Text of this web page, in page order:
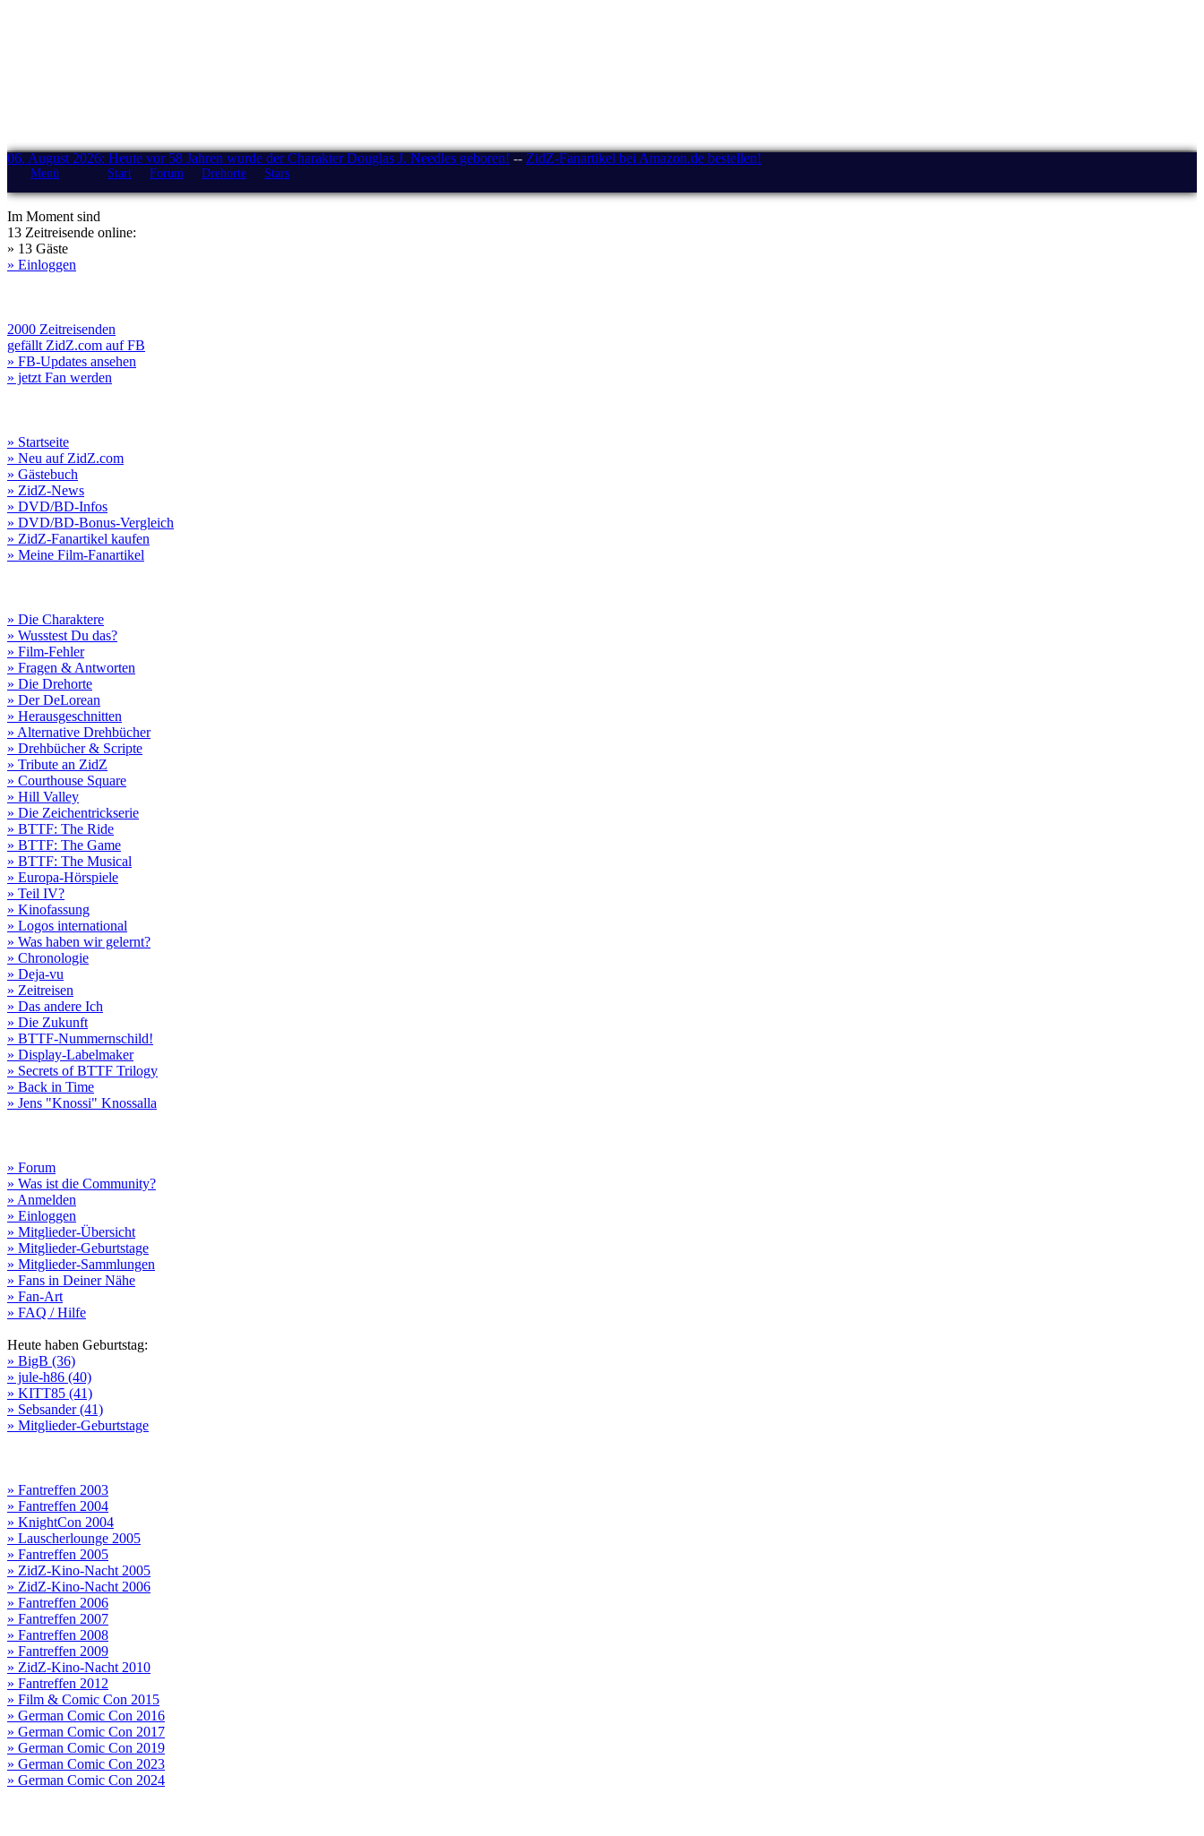
06. August 2026: Heute vor 58 Jahren wurde der Charakter Douglas J. Needles geboren! -- ZidZ-Fanartikel bei Amazon.de bestellen!
Menü Start Forum Drehorte Stars
Im Moment sind
13 Zeitreisende online:
» 13 Gäste
» Einloggen
2000 Zeitreisenden
gefällt ZidZ.com auf FB
» FB-Updates ansehen
» jetzt Fan werden
» Startseite
» Neu auf ZidZ.com
» Gästebuch
» ZidZ-News
» DVD/BD-Infos
» DVD/BD-Bonus-Vergleich
» ZidZ-Fanartikel kaufen
» Meine Film-Fanartikel
» Die Charaktere
» Wusstest Du das?
» Film-Fehler
» Fragen & Antworten
» Die Drehorte
» Der DeLorean
» Herausgeschnitten
» Alternative Drehbücher
» Drehbücher & Scripte
» Tribute an ZidZ
» Courthouse Square
» Hill Valley
» Die Zeichentrickserie
» BTTF: The Ride
» BTTF: The Game
» BTTF: The Musical
» Europa-Hörspiele
» Teil IV?
» Kinofassung
» Logos international
» Was haben wir gelernt?
» Chronologie
» Deja-vu
» Zeitreisen
» Das andere Ich
» Die Zukunft
» BTTF-Nummernschild!
» Display-Labelmaker
» Secrets of BTTF Trilogy
» Back in Time
» Jens "Knossi" Knossalla
» Forum
» Was ist die Community?
» Anmelden
» Einloggen
» Mitglieder-Übersicht
» Mitglieder-Geburtstage
» Mitglieder-Sammlungen
» Fans in Deiner Nähe
» Fan-Art
» FAQ / Hilfe
Heute haben Geburtstag:
» BigB (36)
» jule-h86 (40)
» KITT85 (41)
» Sebsander (41)
» Mitglieder-Geburtstage
» Fantreffen 2003
» Fantreffen 2004
» KnightCon 2004
» Lauscherlounge 2005
» Fantreffen 2005
» ZidZ-Kino-Nacht 2005
» ZidZ-Kino-Nacht 2006
» Fantreffen 2006
» Fantreffen 2007
» Fantreffen 2008
» Fantreffen 2009
» ZidZ-Kino-Nacht 2010
» Fantreffen 2012
» Film & Comic Con 2015
» German Comic Con 2016
» German Comic Con 2017
» German Comic Con 2019
» German Comic Con 2023
» German Comic Con 2024